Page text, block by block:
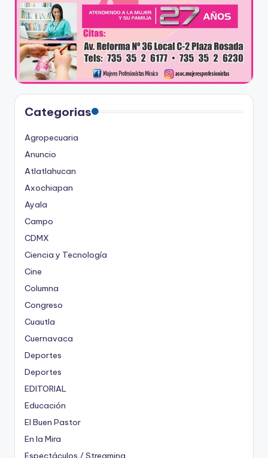
Categorias
Agropecuaria
Anuncio
Atlatlahucan
Axochiapan
Ayala
Campo
CDMX
Ciencia y Tecnología
Cine
Columna
Congreso
Cuautla
Cuernavaca
Deportes
Deportes
EDITORIAL
Educación
El Buen Pastor
En la Mira
Espectáculos / Streaming